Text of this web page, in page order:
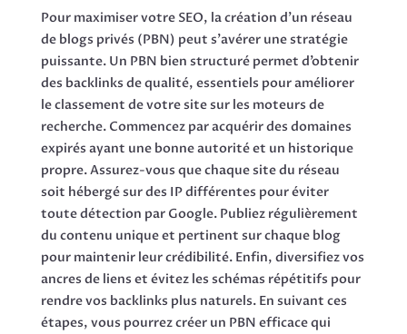
Pour maximiser votre SEO, la création d’un réseau
de blogs privés (PBN) peut s’avérer une stratégie
puissante. Un PBN bien structuré permet d’obtenir
des backlinks de qualité, essentiels pour améliorer
le classement de votre site sur les moteurs de
recherche. Commencez par acquérir des domaines
expirés ayant une bonne autorité et un historique
propre. Assurez-vous que chaque site du réseau
soit hébergé sur des IP différentes pour éviter
toute détection par Google. Publiez régulièrement
du contenu unique et pertinent sur chaque blog
pour maintenir leur crédibilité. Enfin, diversifiez vos
ancres de liens et évitez les schémas répétitifs pour
rendre vos backlinks plus naturels. En suivant ces
étapes, vous pourrez créer un PBN efficace qui